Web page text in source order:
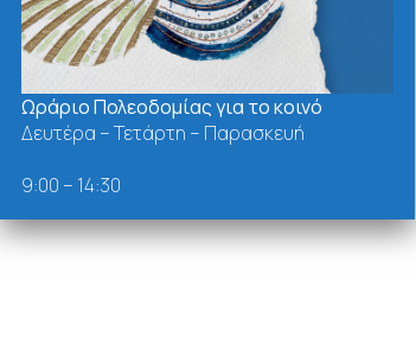
Ωράριο Πολεοδομίας για το κοινό
Δευτέρα – Τετάρτη – Παρασκευή
9:00 – 14:30